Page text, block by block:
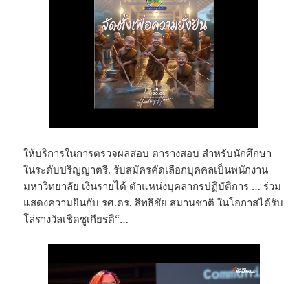
ให้บริการในการตรวจผลสอบ ตารางสอบ สำหรับนักศึกษา
ในระดับปริญญาตรี. รับสมัครคัดเลือกบุคคลเป็นพนักงาน
มหาวิทยาลัย เงินรายได้ ตำแหน่งบุคลากรปฏิบัติการ … ร่วม
แสดงความยินกับ รศ.ดร. สิทธิชัย สมานชาติ ในโอกาสได้รับ
โล่รางวัลเชิดชูเกียรติ“…